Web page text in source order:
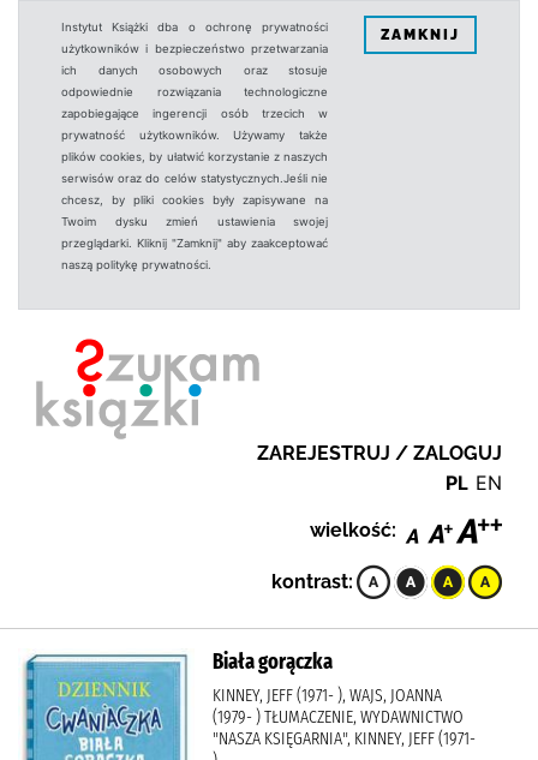
Instytut Książki dba o ochronę prywatności
użytkowników i bezpieczeństwo przetwarzania
ich danych osobowych oraz stosuje
odpowiednie rozwiązania technologiczne
zapobiegające ingerencji osób trzecich w
prywatność użytkowników. Używamy także
plików cookies, by ułatwić korzystanie z naszych
serwisów oraz do celów statystycznych.Jeśli nie
chcesz, by pliki cookies były zapisywane na
Twoim dysku zmień ustawienia swojej
przeglądarki. Kliknij "Zamknij" aby zaakceptować
naszą politykę prywatności.
ZAMKNIJ
ZAREJESTRUJ / ZALOGUJ
PL EN
wielkość:
kontrast:
Biała gorączka
KINNEY, JEFF (1971- ), WAJS, JOANNA
(1979- ) TŁUMACZENIE, WYDAWNICTWO
"NASZA KSIĘGARNIA", KINNEY, JEFF (1971-